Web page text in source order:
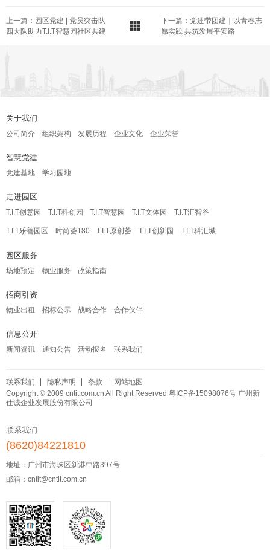
上一篇：园区党建 | 党员突击队
四大队助力T.I.T智慧园社区共建
下一篇：党建带团建｜以青春志
愿实践 共筑发展平安路
关于我们
公司简介 组织架构 发展历程 企业文化 企业荣誉
智慧党建
党建基地 学习园地
走进园区
T.I.T创意园 T.I.T科创园 T.I.T智慧园 T.I.T文体园 T.I.T汇智谷
T.I.T乐善园区 时尚荟180 T.I.T原创荟 T.I.T创新园 T.I.T科汇城
园区服务
场地预定 物业服务 政策指南
招商引资
物业出租 招标公示 战略合作 合作伙伴
信息公开
新闻资讯 通知公告 活动报名 联系我们
联系我们 隐私声明 条款
网站地图
Copyright © 2009 cntit.com.cn All Right Reserved 粤ICP备15098076号 广州新
仕诚企业发展股份有限公司
联系我们
(8620)84221810
地址：广州市海珠区新港中路397号
邮箱：cntit@cntit.com.cn